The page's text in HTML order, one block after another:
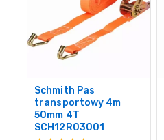
Schmith Pas
transportowy 4m
50mm 4T
SCH12R03001